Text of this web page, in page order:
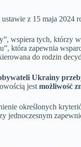
z 15 maja 2024
wspiera tych, którzy
która zapewnia
do rodzin
Ukrainy
jest możliwość
określonych
jednoczesnym